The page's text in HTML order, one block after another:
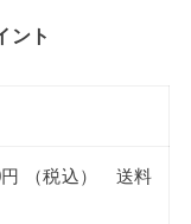
ント
円 （税込） 送料